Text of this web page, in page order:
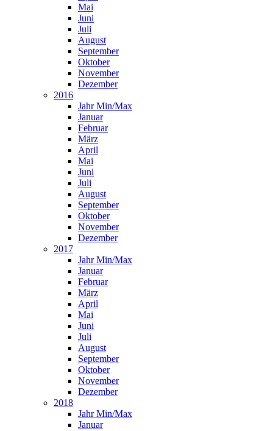
Mai
Juni
Juli
August
September
Oktober
November
Dezember
2016
Jahr Min/Max
Januar
Februar
März
April
Mai
Juni
Juli
August
September
Oktober
November
Dezember
2017
Jahr Min/Max
Januar
Februar
März
April
Mai
Juni
Juli
August
September
Oktober
November
Dezember
2018
Jahr Min/Max
Januar